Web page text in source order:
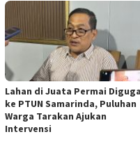
Lahan di Juata Permai
ke PTUN Samarinda, Puluhan
Warga Tarakan Ajukan
Intervensi